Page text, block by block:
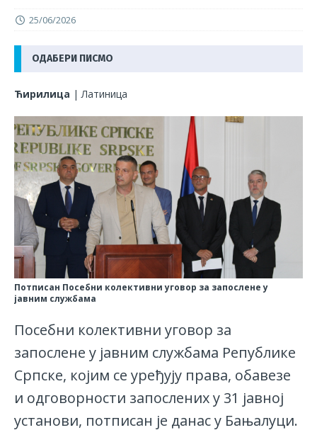
25/06/2026
ОДАБЕРИ ПИСМО
Ћирилица |Латиница
Потписан Посебни колективни уговор за запослене у
јавним службама
Посебни колективни уговор за
запослене у јавним службама Републике
Српске, којим се уређују права, обавезе
и одговорности запослених у 31 јавној
установи, потписан је данас у Бањалуци.